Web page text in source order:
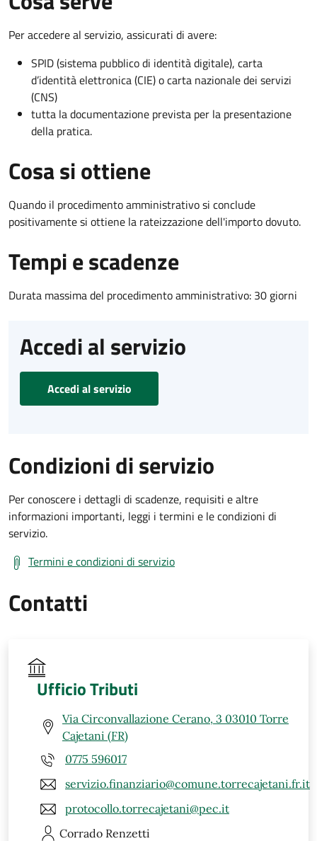
Per accedere al servizio, assicurati di avere:
SPID (sistema pubblico di identità digitale), carta
d’identità elettronica (CIE) o carta nazionale dei servizi
(CNS)
tutta la documentazione prevista per la presentazione
della pratica.
Cosa si ottiene
Quando il procedimento amministrativo si conclude
positivamente si ottiene la rateizzazione dell'importo dovuto.
Tempi e scadenze
Durata massima del procedimento amministrativo: 30 giorni
Accedi al servizio
Accedi al servizio
Condizioni di servizio
Per conoscere i dettagli di scadenze, requisiti e altre
informazioni importanti, leggi i termini e le condizioni di
servizio.
Termini e condizioni di servizio
Contatti
Ufficio Tributi
Via Circonvallazione Cerano, 3 03010 Torre
Cajetani (FR)
0775 596017
servizio.finanziario@comune.torrecajetani.fr.it
protocollo.torrecajetani@pec.it
Corrado Renzetti